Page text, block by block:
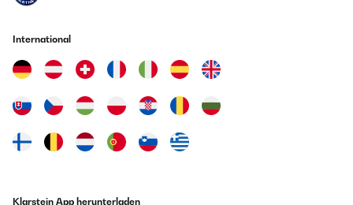
International
Klarstein App herunterladen